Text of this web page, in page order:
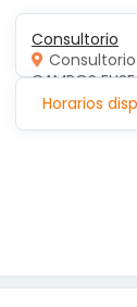
Consultorio
Consultorio
CAMPOS
Horarios